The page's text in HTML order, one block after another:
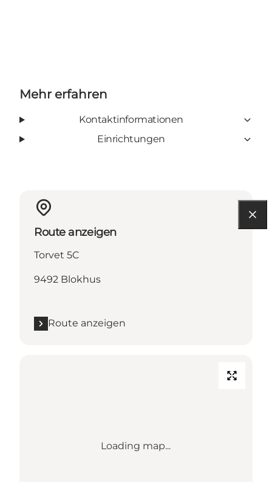
Mehr erfahren
Kontaktinformationen
Einrichtungen
Route anzeigen
Torvet 5C
9492 Blokhus
Route anzeigen
Loading map...